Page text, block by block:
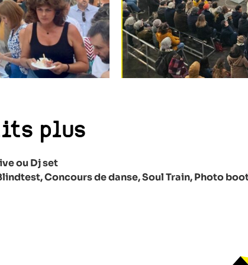
plus
ou Dj set
Concours de danse,Soul Train, Photo